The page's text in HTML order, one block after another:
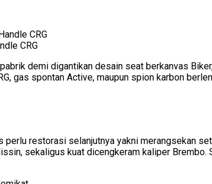
CRG
demi digantikan desain seat berkanvas
gas spontan Active, maupun spion karbon
perlu restorasi selanjutnya yakni merangsekan
sekaligus kuat dicengkeram kaliper